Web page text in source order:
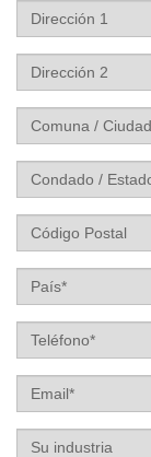
Dirección
Dirección
Comuna
Ciudad
Condado
Estado
Código
País
Teléfono
Email
Su